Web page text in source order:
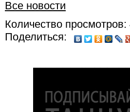
Все новости
Количество просмотров:
Поделиться: